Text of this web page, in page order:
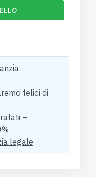
felici di
–
legale